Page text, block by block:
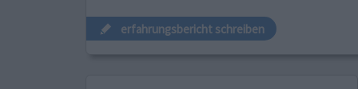
erfahrungsbericht schreiben